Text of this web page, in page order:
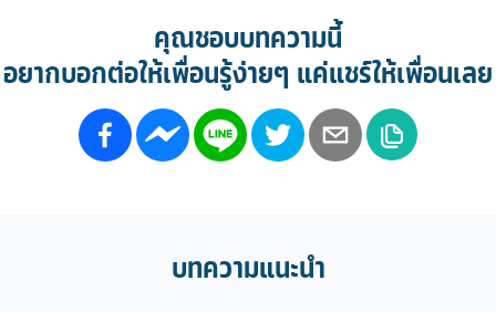
คุณชอบบทความนี้
อยากบอกต่อให้เพื่อนรู้ง่ายๆ แค่แชร์ให้เพื่อนเลย
บทความแนะนำ